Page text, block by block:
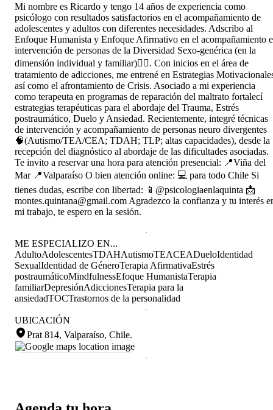
Mi nombre es Ricardo y tengo 14 años de experiencia como
psicólogo con resultados satisfactorios en el acompañamiento de
adolescentes y adultos con diferentes necesidades. Adscribo al
Enfoque Humanista y Enfoque Afirmativo en el acompañamiento e
intervención de personas de la Diversidad Sexo-genérica (en la
dimensión individual y familiar)🏳️‍🌈. Con inicios en el área de
tratamiento de adicciones, me entrené en Estrategias
así como el afrontamiento de Crisis. Asociado a mi experiencia
como terapeuta en programas de reparación del maltrato fortalecí
estrategias terapéuticas para el abordaje del Trauma, Estrés
postraumático, Duelo y Ansiedad. Recientemente, integré técnicas
de intervención y acompañamiento de personas neuro divergentes
🧠(Autismo/TEA/CEA; TDAH; TLP; altas capacidades), desde la
recepción del diagnóstico al abordaje de las dificultades asociadas.
Te invito a reservar una hora para atención presencial: 📍Viña del
Mar 📍Valparaíso O bien atención online: 💻 para todo Chile Si
tienes dudas, escribe con libertad: 📱@psicologiaenlaquinta 📩
montes.quintana@gmail.com Agradezco la confianza y tu interés
mi trabajo, te espero en la sesión.
ME ESPECIALIZO EN...
AdultoAdolescentesTDAHAutismoTEACEADueloIdentidad
SexualIdentidad de GéneroTerapia AfirmativaEstrés
postraumáticoMindfulnessEfoque HumanistaTerapia
familiarDepresiónAdiccionesTerapia para la
ansiedadTOCTrastornos de la personalidad
UBICACIÓN
Prat 814, Valparaíso, Chile.